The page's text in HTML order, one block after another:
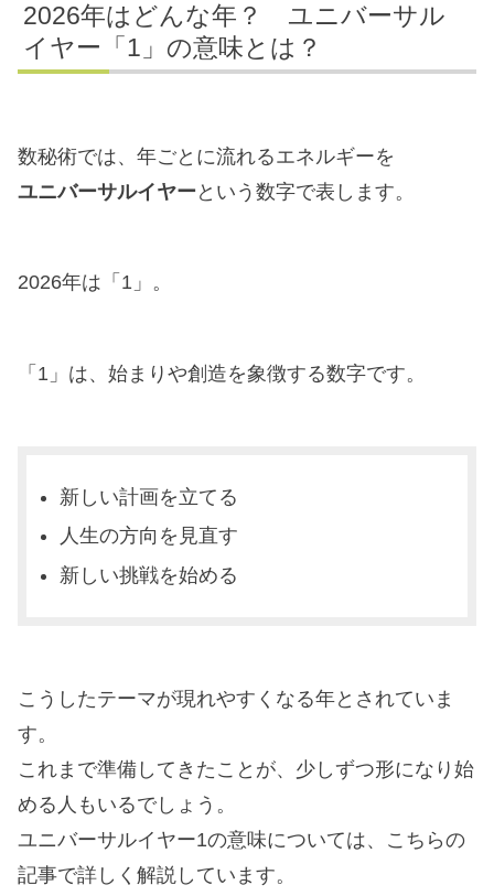
2026年はどんな年？ ユニバーサル
イヤー「1」の意味とは？
数秘術では、年ごとに流れるエネルギーを
ユニバーサルイヤーという数字で表します。
2026年は「1」。
「1」は、始まりや創造を象徴する数字です。
新しい計画を立てる
人生の方向を見直す
新しい挑戦を始める
こうしたテーマが現れやすくなる年とされていま
す。
これまで準備してきたことが、少しずつ形になり始
める人もいるでしょう。
ユニバーサルイヤー1の意味については、こちらの
記事で詳しく解説しています。